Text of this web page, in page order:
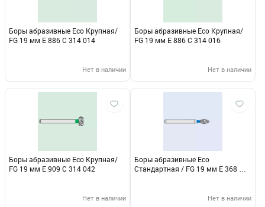
Боры абразивные Eco Крупная/
FG 19 мм E 886 C 314 014
Нет в наличии
Боры абразивные Eco Крупная/
FG 19 мм E 886 C 314 016
Нет в наличии
Боры абразивные Eco Крупная/
FG 19 мм E 909 C 314 042
Нет в наличии
Боры абразивные Eco
Стандартная / FG 19 мм E 368 M
Нет в наличии